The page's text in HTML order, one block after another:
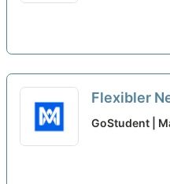
Flexibler
GoStudent |